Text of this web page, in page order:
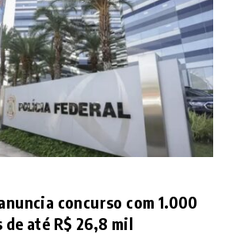
concurso com 1.000
de até R$ 26,8 mil